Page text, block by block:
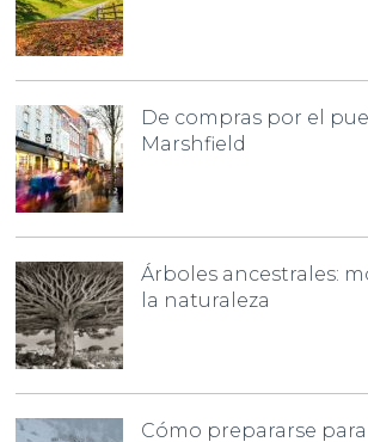
De compras por el
Marshfield
Árboles ancestrales:
la naturaleza
Cómo prepararse